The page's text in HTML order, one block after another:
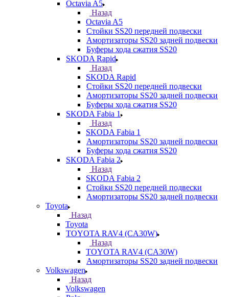
Octavia A5
Назад
Octavia A5
Стойки SS20 передней подвески
Амортизаторы SS20 задней подвески
Буферы хода сжатия SS20
SKODA Rapid
Назад
SKODA Rapid
Стойки SS20 передней подвески
Амортизаторы SS20 задней подвески
Буферы хода сжатия SS20
SKODA Fabia 1
Назад
SKODA Fabia 1
Амортизаторы SS20 задней подвески
Буферы хода сжатия SS20
SKODA Fabia 2
Назад
SKODA Fabia 2
Стойки SS20 передней подвески
Амортизаторы SS20 задней подвески
Toyota
Назад
Toyota
TOYOTA RAV4 (CA30W)
Назад
TOYOTA RAV4 (CA30W)
Амортизаторы SS20 задней подвески
Volkswagen
Назад
Volkswagen